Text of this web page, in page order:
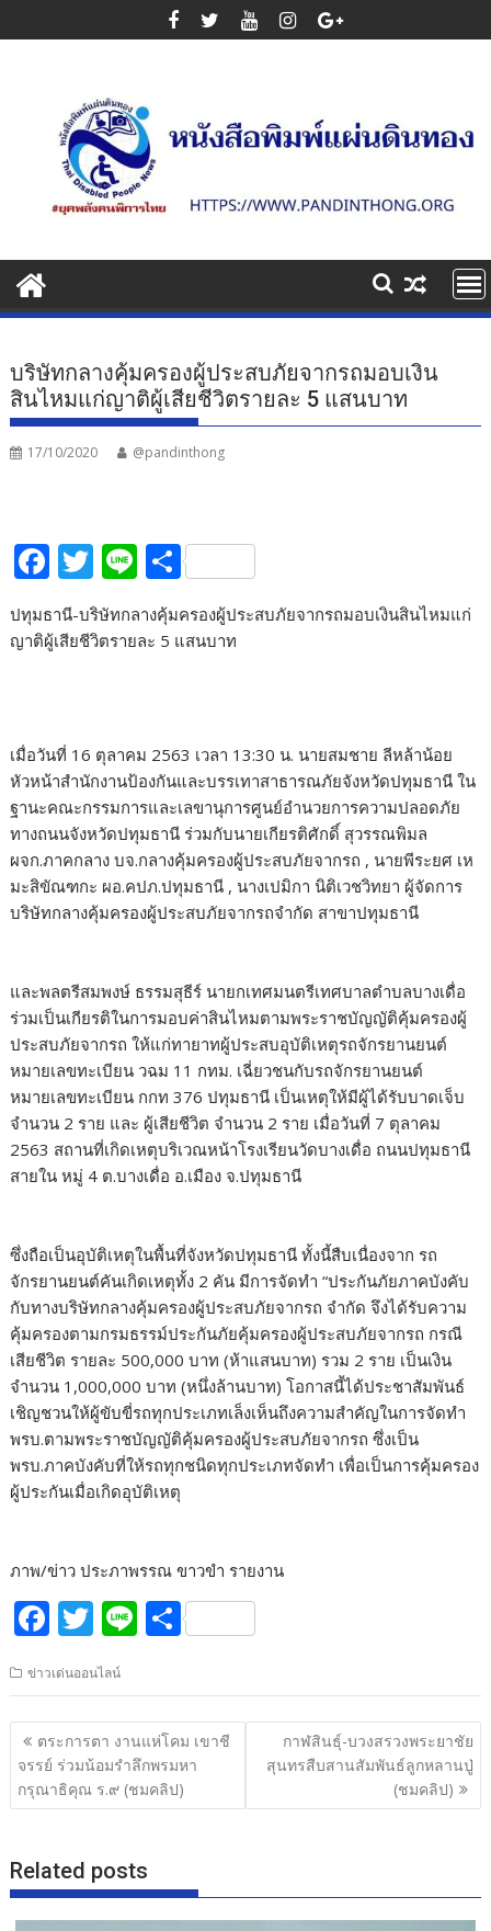
to
บริษัทกลางคุ้มครองผู้ประสบภัยจากรถมอบเงิน
สินไหมแก่ญาติผู้เสียชีวิตรายละ 5 แสนบาท
17/10/2020 @pandinthong
F
ac
e
b
o
k
T
w
itt
Li
e
S
ar
ปทุมธานี-บริษัทกลางคุ้มครองผู้ประสบภัยจากรถมอบเงินสินไหมแก่
ญาติผู้เสียชีวิตรายละ 5 แสนบาท
เมื่อวันที่ 16 ตุลาคม 2563 เวลา 13:30 น. นายสมชาย ลีหล้าน้อย
หัวหน้าสำนักงานป้องกันและบรรเทาสาธารณภัยจังหวัดปทุมธานี ใน
ฐานะคณะกรรมการและเลขานุการศูนย์อำนวยการความปลอดภัย
ทางถนนจังหวัดปทุมธานี ร่วมกับนายเกียรติศักดิ์ สุวรรณพิมล
ผจก.ภาคกลาง บจ.กลางคุ้มครองผู้ประสบภัยจากรถ , นายพีระยศ เห
มะสิขัณฑกะ ผอ.คปภ.ปทุมธานี , นางเปมิกา นิติเวชวิทยา ผู้จัดการ
บริษัทกลางคุ้มครองผู้ประสบภัยจากรถจำกัด สาขาปทุมธานี
และพลตรีสมพงษ์ ธรรมสุธีร์ นายกเทศมนตรีเทศบาลตำบลบางเดื่อ
ร่วมเป็นเกียรติในการมอบค่าสินไหมตามพระราชบัญญัติคุ้มครองผู้
ประสบภัยจากรถ ให้แก่ทายาทผู้ประสบอุบัติเหตุรถจักรยานยนต์
หมายเลขทะเบียน วฉม 11 กทม. เฉี่ยวชนกับรถจักรยานยนต์
หมายเลขทะเบียน กกท 376 ปทุมธานี เป็นเหตุให้มีผู้ได้รับบาดเจ็บ
จำนวน 2 ราย และ ผู้เสียชีวิต จำนวน 2 ราย เมื่อวันที่ 7 ตุลาคม
2563 สถานที่เกิดเหตุบริเวณหน้าโรงเรียนวัดบางเดื่อ ถนนปทุมธานี
สายใน หมู่ 4 ต.บางเดื่อ อ.เมือง จ.ปทุมธานี
ซึ่งถือเป็นอุบัติเหตุในพื้นที่จังหวัดปทุมธานี ทั้งนี้สืบเนื่องจาก รถ
จักรยานยนต์คันเกิดเหตุทั้ง 2 คัน มีการจัดทำ “ประกันภัยภาคบังคับ
กับทางบริษัทกลางคุ้มครองผู้ประสบภัยจากรถ จำกัด จึงได้รับความ
คุ้มครองตามกรมธรรม์ประกันภัยคุ้มครองผู้ประสบภัยจากรถ กรณี
เสียชีวิต รายละ 500,000 บาท (ห้าแสนบาท) รวม 2 ราย เป็นเงิน
จำนวน 1,000,000 บาท (หนึ่งล้านบาท) โอกาสนี้ได้ประชาสัมพันธ์
เชิญชวนให้ผู้ขับขี่รถทุกประเภทเล็งเห็นถึงความสำคัญในการจัดทำ
พรบ.ตามพระราชบัญญัติคุ้มครองผู้ประสบภัยจากรถ ซึ่งเป็น
พรบ.ภาคบังคับที่ให้รถทุกชนิดทุกประเภทจัดทำ เพื่อเป็นการคุ้มครอง
ผู้ประกันเมื่อเกิดอุบัติเหตุ
ภาพ/ข่าว ประภาพรรณ ขาวขำ รายงาน
F
e
b
o
o
T
w
itt
er
Li
e
S
ar
e
ข่าวเด่นออนไลน์
แนะแนว
เรื่อง
ตระการตา งานแห่โคม เขาชี
จรรย์ ร่วมน้อมรำลึกพรมหา
กรุณาธิคุณ ร.๙ (ชมคลิป)
กาฬสินธุ์-บวงสรวงพระยาชัย
สุนทรสืบสานสัมพันธ์ลูกหลานปู่
(ชมคลิป)
Related posts